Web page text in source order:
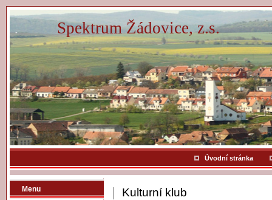
Spektrum Žádovice, z.s.
Úvodní stránka
Menu Kulturní klub